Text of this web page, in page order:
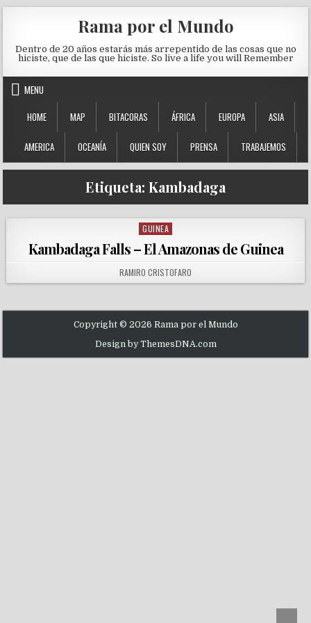
Rama por el Mundo
Dentro de 20 años estarás más arrepentido de las cosas que no
hiciste, que de las que hiciste. So live a life you will Remember
MENU
HOME
MAP BITACORAS ÁFRICA EUROPA ASIA
AMERICA OCEANÍA QUIEN SOY PRENSA TRABAJEMOS
Etiqueta: Kambadaga
Posted in
GUINEA
Kambadaga Falls – El Amazonas de Guinea
AUTHOR:
RAMIRO CRISTOFARO
Copyright © 2026 Rama por el Mundo
Design by ThemesDNA.com